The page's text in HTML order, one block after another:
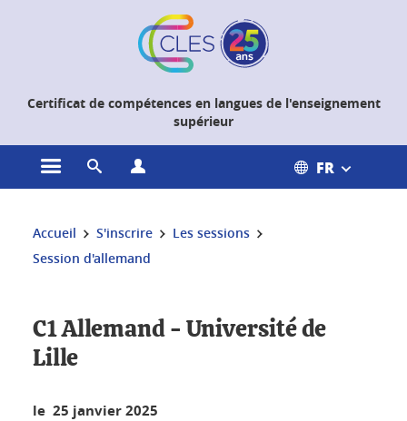
Certificat de compétences en langues de l'enseignement
supérieur
Ouvrir le menu principal
Ouvrir le moteur de recherche FR
Vous êtes ici :
Accueil S'inscrire
Les sessions
Session d'allemand
C1 Allemand - Université de
Lille
le 25 janvier 2025